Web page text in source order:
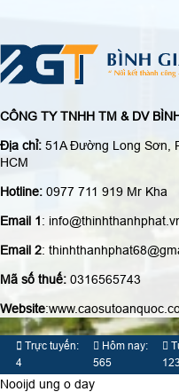
CÔNG TY TNHH TM & DV
Địa chỉ: 51A Đường Long Sơn,
HCM
Hotline: 0977 711 919 Mr Kha
Email 1:
Email 2:
Mã số thuế: 0316565743
Website
Trực tuyến:
4
Hôm nay:
565
Nooijd ung o day